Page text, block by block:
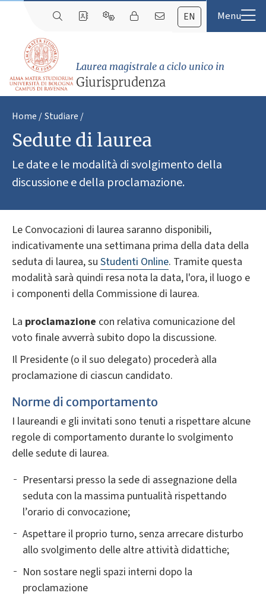
EN
Laurea magistrale a ciclo unico in
Giurisprudenza
Home Studiare
Sedute di laurea
Le date e le modalità di svolgimento della
discussione e della proclamazione.
Le Convocazioni di laurea saranno disponibili,
indicativamente una settimana prima della data della
seduta di laurea, su Studenti Online. Tramite questa
modalità sarà quindi resa nota la data, l'ora, il luogo e
i componenti della Commissione di laurea.
La proclamazione con relativa comunicazione del
voto finale avverrà subito dopo la discussione.
Il Presidente (o il suo delegato) procederà alla
proclamazione di ciascun candidato.
Norme di comportamento
I laureandi e gli invitati sono tenuti a rispettare alcune
regole di comportamento durante lo svolgimento
delle sedute di laurea.
Presentarsi presso la sede di assegnazione della
seduta con la massima puntualità rispettando
l’orario di convocazione;
Aspettare il proprio turno, senza arrecare disturbo
allo svolgimento delle altre attività didattiche;
Non sostare negli spazi interni dopo la
proclamazione